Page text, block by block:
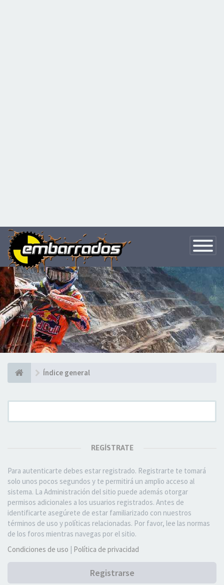
Toggle
Índice general
REGÍSTRATE
Para autenticarte debes estar registrado. Registrarte te tomará
solo unos pocos segundos y te permitirá un amplio acceso al
sistema. La Administración del sitio puede además otorgar
permisos adicionales a los usuarios registrados. Antes de
identificarte asegúrete de estar familiarizado con nuestros
términos de uso y políticas relacionadas. Por favor, lee las normas
de los foros mientras navegas por el sitio.
Condiciones de uso | Política de privacidad
Registrarse